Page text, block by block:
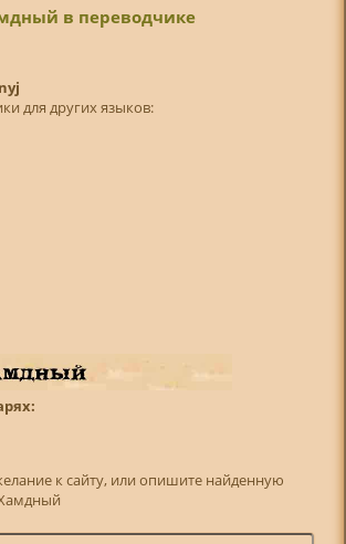
в переводчике
для других языков:
к сайту, или опишите найденную